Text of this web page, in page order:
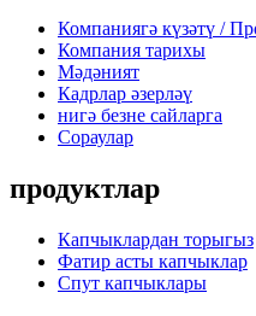
Компаниягә күзәтү /
Компания тарихы
Мәдәният
Кадрлар әзерләү
нигә безне сайларга
Сораулар
продуктлар
Капчыклардан торыгыз
Фатир асты капчыклар
Спут капчыклары